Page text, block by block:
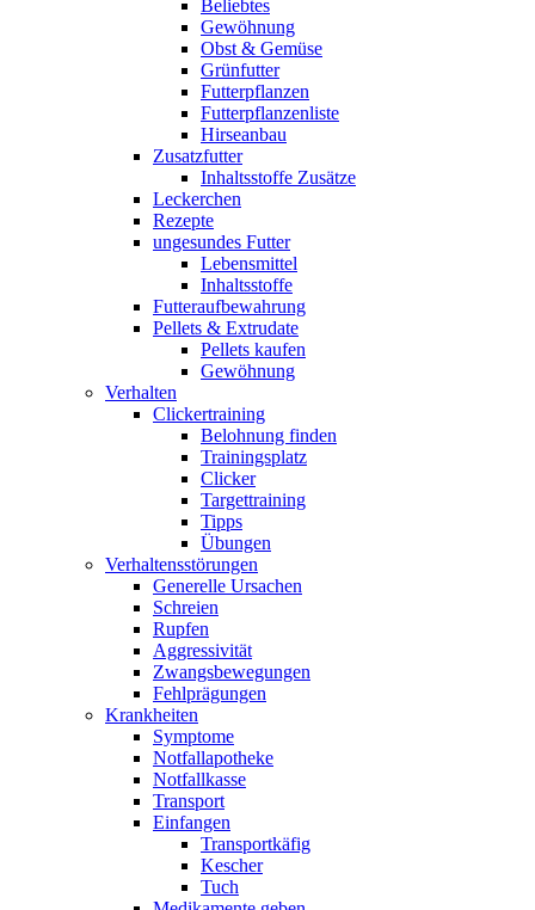
Beliebtes
Gewöhnung
Obst & Gemüse
Grünfutter
Futterpflanzen
Futterpflanzenliste
Hirseanbau
Zusatzfutter
Inhaltsstoffe Zusätze
Leckerchen
Rezepte
ungesundes Futter
Lebensmittel
Inhaltsstoffe
Futteraufbewahrung
Pellets & Extrudate
Pellets kaufen
Gewöhnung
Verhalten
Clickertraining
Belohnung finden
Trainingsplatz
Clicker
Targettraining
Tipps
Übungen
Verhaltensstörungen
Generelle Ursachen
Schreien
Rupfen
Aggressivität
Zwangsbewegungen
Fehlprägungen
Krankheiten
Symptome
Notfallapotheke
Notfallkasse
Transport
Einfangen
Transportkäfig
Kescher
Tuch